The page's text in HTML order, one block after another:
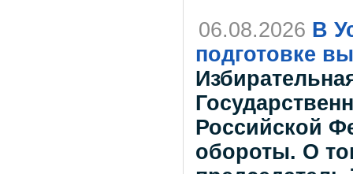
06.08.2026 В
подготовке
Российской
обороты. О